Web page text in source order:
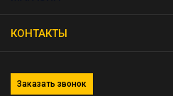
КОНТАКТЫ
Заказать звонок